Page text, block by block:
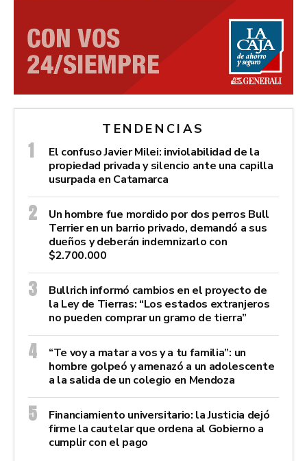
TENDENCIAS
El confuso Javier Milei: inviolabilidad de la
propiedad privada y silencio ante una capilla
usurpada en Catamarca
Un hombre fue mordido por dos perros Bull
Terrier en un barrio privado, demandó a sus
dueños y deberán indemnizarlo con
$2.700.000
Bullrich informó cambios en el proyecto de
la Ley de Tierras: “Los estados extranjeros
no pueden comprar un gramo de tierra”
“Te voy a matar a vos y a tu familia”: un
hombre golpeó y amenazó a un adolescente
a la salida de un colegio en Mendoza
Financiamiento universitario: la Justicia dejó
firme la cautelar que ordena al Gobierno a
cumplir con el pago